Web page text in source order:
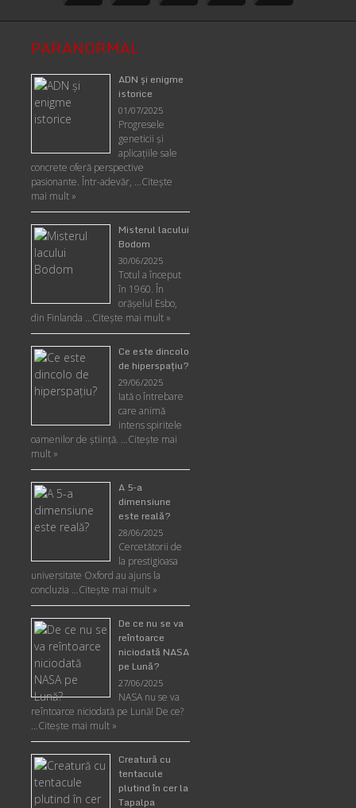
PARANORMAL
ADN şi enigme
istorice
01/07/2025
Progresele
geneticii şi
aplicaţiile sale
concrete oferă perspective
pasionante. Într-adevăr, …Citește
mai mult »
Misterul lacului
Bodom
30/06/2025
Totul a început
în 1960. În
orășelul Esbo,
din Finlanda …Citește mai mult »
Ce este dincolo
de hiperspaţiu?
29/06/2025
Iată o întrebare
care animă
intens spiritele
oamenilor de ştiinţă. …Citește mai
mult »
A 5-a
dimensiune
este reală?
28/06/2025
Cercetătorii de
la prestigioasa
universitate Oxford au ajuns la
concluzia …Citește mai mult »
De ce nu se va
reîntoarce
niciodată NASA
pe Lună?
27/06/2025
NASA nu se va
reîntoarce niciodată pe Lună! De ce?
…Citește mai mult »
Creatură cu
tentacule
plutind în cer la
Tapalpa